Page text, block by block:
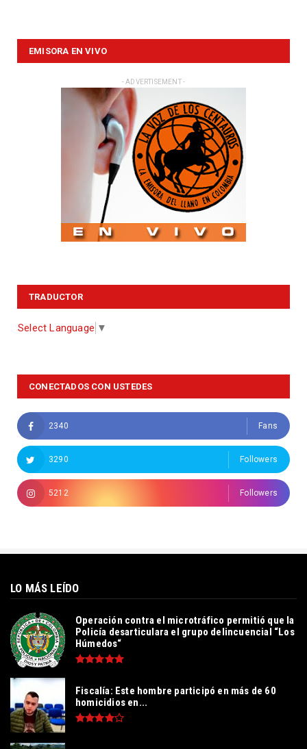
EMISORA EN VIVO
- ADVERTISEMENT -
TRADUCTOR
Select Language ▼
CONECTADOS CON USTEDES
2340 Fans
3290 Followers
5212 Followers
LO MÁS LEÍDO
Operación contra el microtráfico permitió que la
Policía desarticulara el grupo delincuencial “Los
Húmedos“
Fiscalía: Este hombre participó en más de 60
homicidios en...